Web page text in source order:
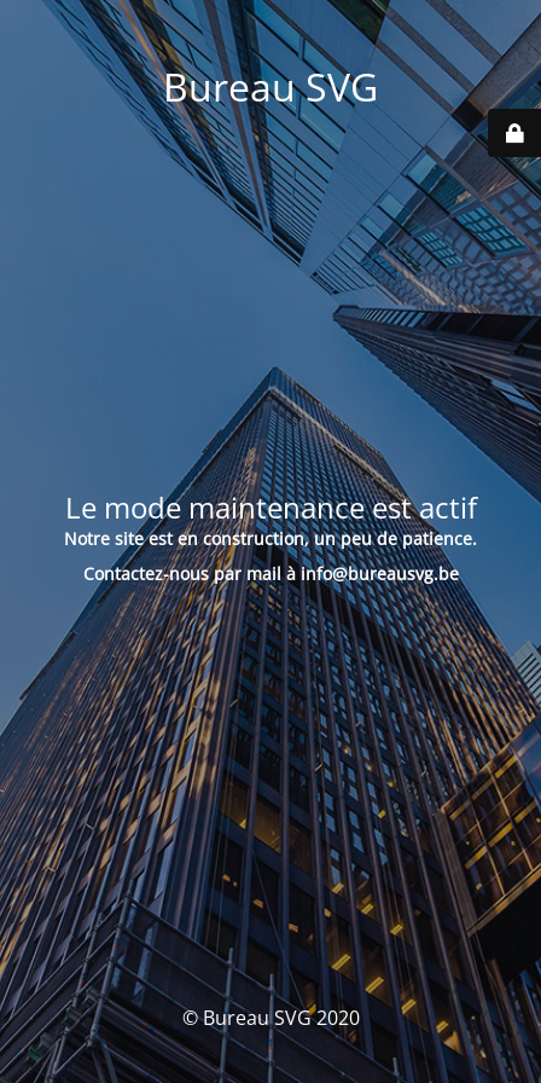
Bureau SVG
Le mode maintenance est actif
Notre site est en construction, un peu de patience.
Contactez-nous par mail à info@bureausvg.be
© Bureau SVG 2020